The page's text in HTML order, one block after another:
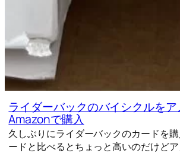
ライダーバックのバイシクルを
Amazonで購入
久しぶりにライダーバックのカードを
ードと比べるとちょっと高いのだけど